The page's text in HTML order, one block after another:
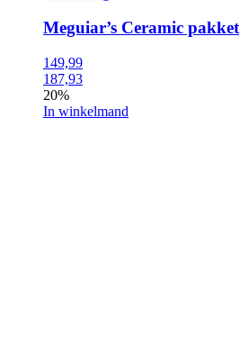
Meguiar’s Ceramic pakket
149,99
187,93
20%
In winkelmand